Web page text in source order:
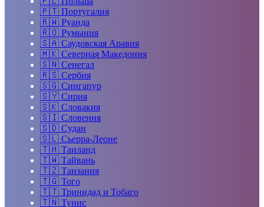
🇵🇹 Португалия
🇷🇼 Руанда
🇷🇴 Румыния
🇸🇦 Саудовская Аравия
🇲🇰 Северная Македония
🇸🇳 Сенегал
🇷🇸 Сербия
🇸🇬 Сингапур
🇸🇾 Сирия
🇸🇰 Словакия
🇸🇮 Словения
🇸🇩 Судан
🇸🇱 Сьерра-Леоне
🇹🇭 Таиланд
🇹🇼 Тайвань
🇹🇿 Танзания
🇹🇬 Того
🇹🇹 Тринидад и Тобаго
🇹🇳 Тунис